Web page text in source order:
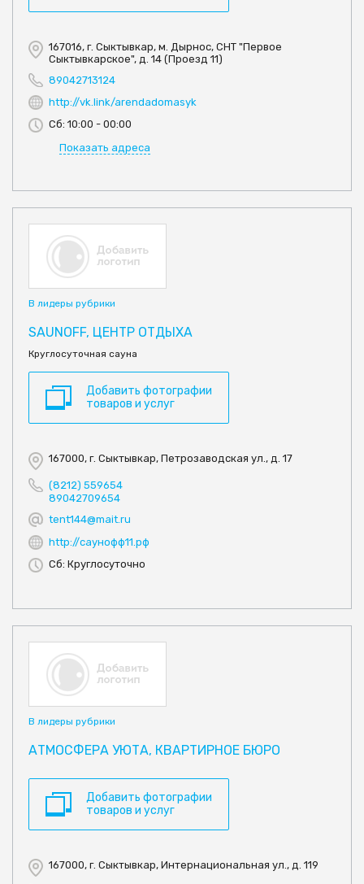
167016, г. Сыктывкар, м. Дырнос, СНТ "Первое
Сыктывкарское", д. 14 (Проезд 11)
89042713124
http://vk.link/arendadomasyk
Сб: 10:00 - 00:00
Показать адреса
В лидеры рубрики
SAUNOFF, ЦЕНТР ОТДЫХА
Круглосуточная сауна
Добавить фотографии
товаров и услуг
167000, г. Сыктывкар, Петрозаводская ул., д. 17
(8212) 559654
89042709654
tent144@mait.ru
http://саунофф11.рф
Сб: Круглосуточно
В лидеры рубрики
АТМОСФЕРА УЮТА, КВАРТИРНОЕ БЮРО
Добавить фотографии
товаров и услуг
167000, г. Сыктывкар, Интернациональная ул., д. 119